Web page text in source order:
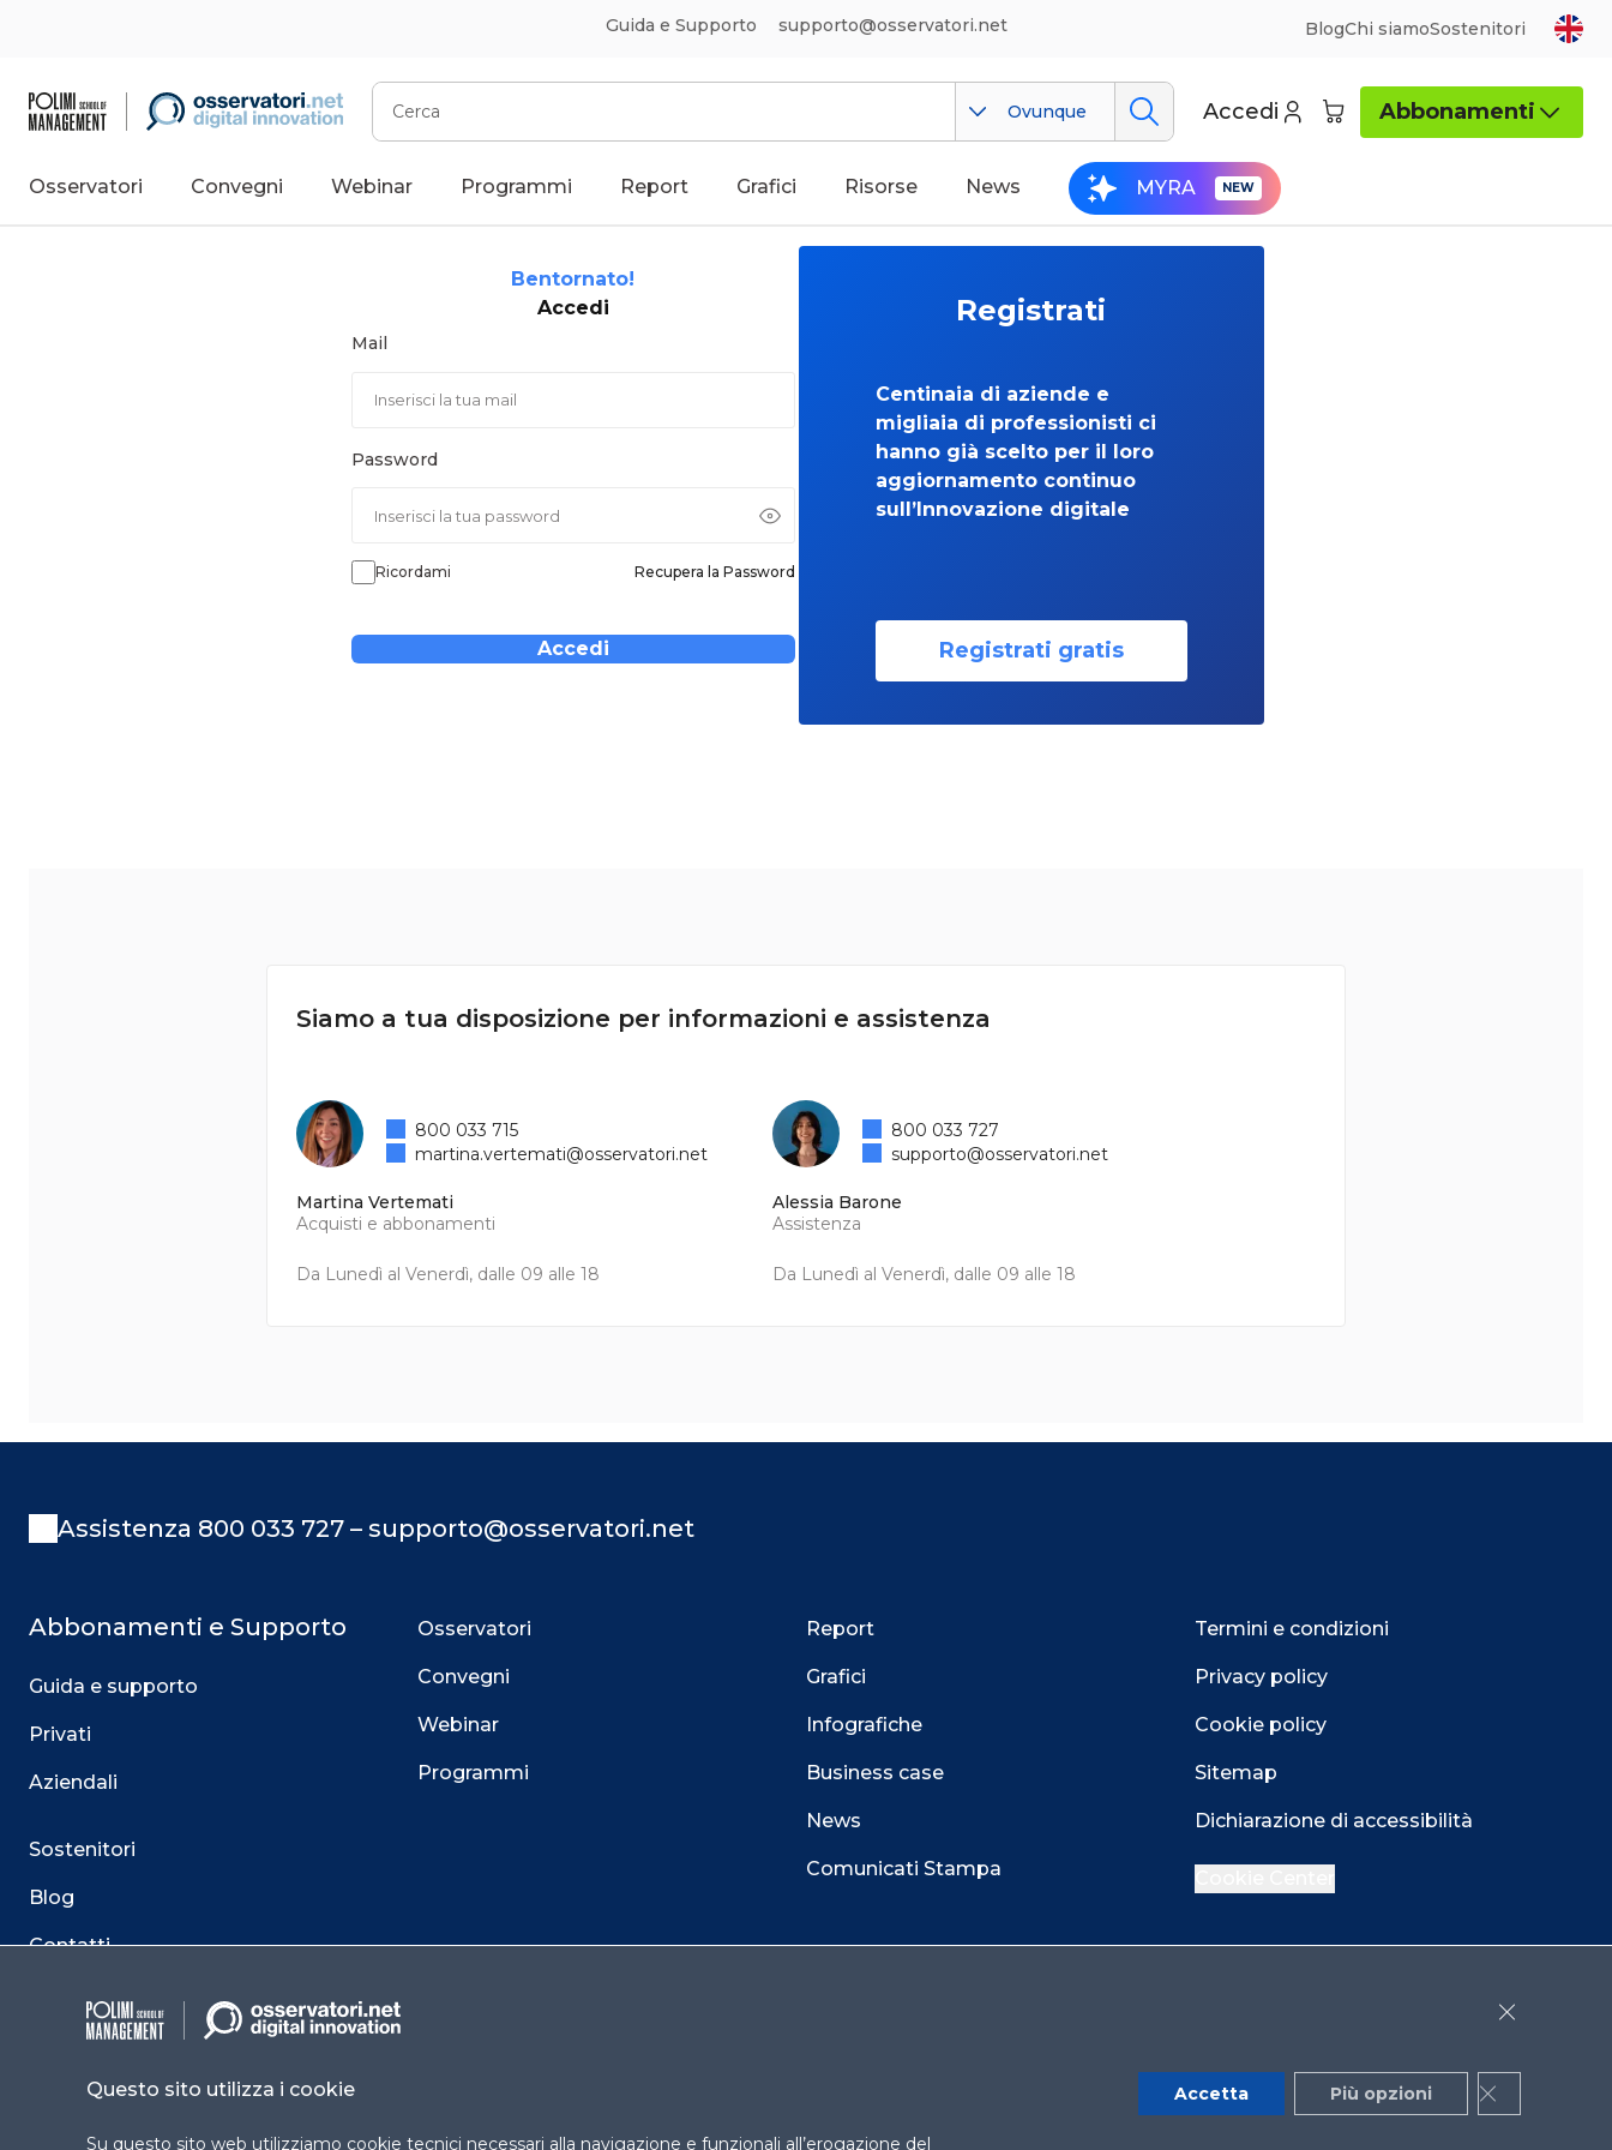
Guida e Supporto supporto@osservatori.net BlogChi siamoSostenitori
Cerca
Ovunque Accedi Abbonamenti
Osservatori Convegni Webinar Programmi Report Grafici Risorse News MYRA
Bentornato!
Accedi
Mail
Password
Ricordami Recupera la Password
Accedi
Registrati
Centinaia di aziende e
migliaia di professionisti ci
hanno già scelto per il loro
aggiornamento continuo
sull’Innovazione digitale
Registrati gratis
Siamo a tua disposizione per informazioni e assistenza
Martina Vertemati
Acquisti e abbonamenti
Da Lunedì al Venerdì, dalle 09 alle 18
800 033 715
martina.vertemati@osservatori.net
Alessia Barone
Assistenza
Da Lunedì al Venerdì, dalle 09 alle 18
800 033 727
supporto@osservatori.net
Assistenza 800 033 727 – supporto@osservatori.net
Abbonamenti e Supporto
Guida e supporto
Privati
Aziendali
Sostenitori
Blog
Contatti
Osservatori
Convegni
Webinar
Programmi
Report
Grafici
Infografiche
Business case
News
Comunicati Stampa
Termini e condizioni
Privacy policy
Cookie policy
Sitemap
Dichiarazione di accessibilità
YouTube X
Close
Questo sito utilizza i cookie
Su questo sito web utilizziamo cookie tecnici necessari alla navigazione e funzionali all’erogazione del
Accetta Più opzioni